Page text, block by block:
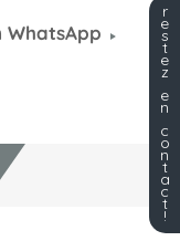
r
e
s
t
e
z
e
n
c
o
n
t
a
c
t
!